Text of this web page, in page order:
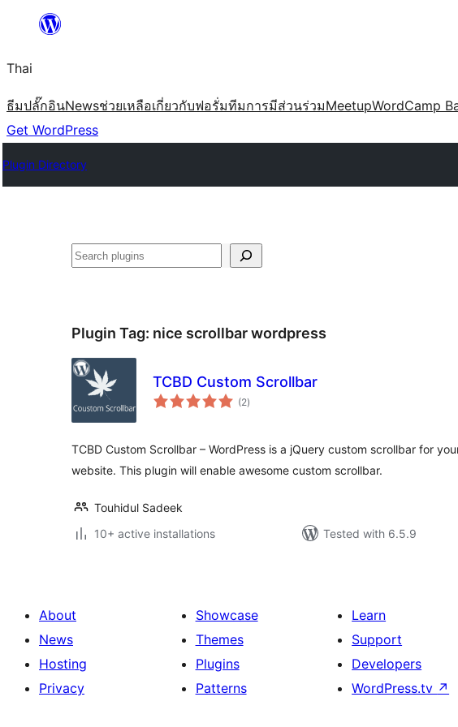
ยัง
เนื้อหา
Thai
ธีมปลั๊กอินNewsช่วยเหลือเกี่ยวกับฟอรั่มทีมการมีส่วนร่วมMeetupWordCamp
Get WordPress
Plugin Directory
ค้นหา
Plugin Tag: nice scrollbar wordpress
TCBD Custom Scrollbar
(2total
ratings
)
TCBD Custom Scrollbar – WordPress is a jQuery custom scrollbar for
website. This plugin will enable awesome custom scrollbar.
Touhidul Sadeek
10+ active installations
Tested with 6.5.9
About
News
Hosting
Privacy
Showcase
Themes
Plugins
Patterns
Learn
Support
Developers
WordPress.tv ↗